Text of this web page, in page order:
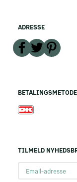
ADRESSE
TILMELD
adresse